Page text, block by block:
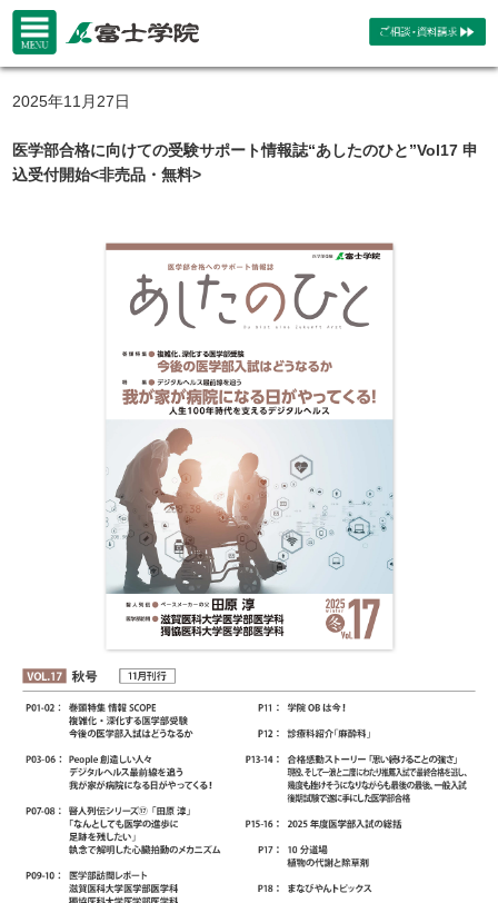
2025年11月27日
医学部合格に向けての受験サポート情報誌“あしたのひと”Vol17 申
込受付開始<非売品・無料>